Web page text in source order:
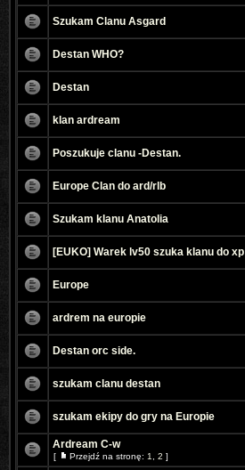
Szukam Clanu Asgard
Destan WHO?
Destan
klan ardream
Poszukuje clanu -Destan.
Europe Clan do ard/rlb
Szukam klanu Anatolia
[EUKO] Warek lv50 szuka klanu do xp
Europe
ardrem na europie
Destan orc side.
szukam clanu destan
szukam ekipy do gry na Europie
Ardream C-w
[ Przejdź na stronę: 1 2 ]